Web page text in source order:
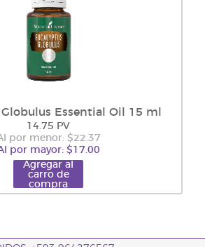
Essential Oil 15 ml
14.75 PV
por menor: $22.37
por mayor: $17.00
Agregar al
carro de
compra